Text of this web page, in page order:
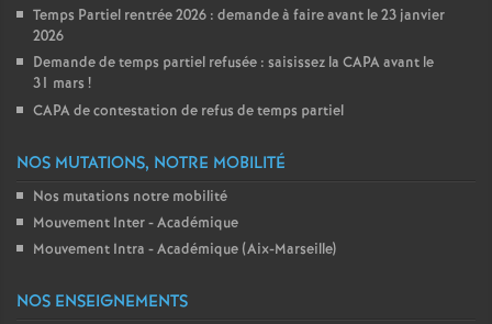
Temps Partiel rentrée 2026 : demande à faire avant le 23 janvier
2026
Demande de temps partiel refusée : saisissez la CAPA avant le
31 mars !
CAPA de contestation de refus de temps partiel
NOS MUTATIONS, NOTRE MOBILITÉ
Nos mutations notre mobilité
Mouvement Inter - Académique
Mouvement Intra - Académique (Aix-Marseille)
NOS ENSEIGNEMENTS